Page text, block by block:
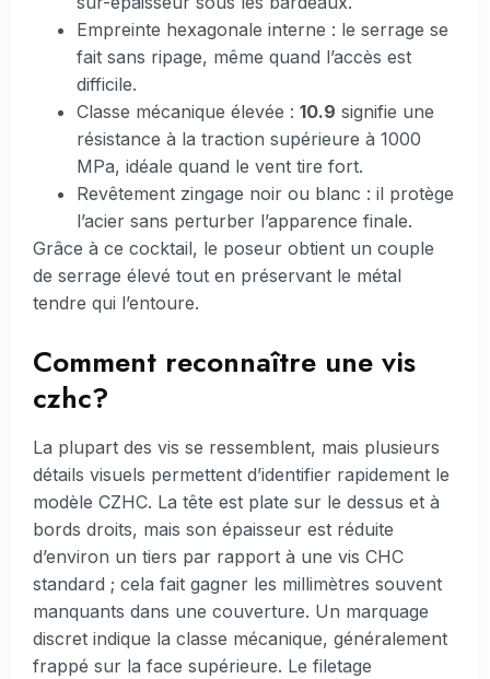
Empreinte hexagonale interne : le serrage se
fait sans ripage, même quand l’accès est
difficile.
Classe mécanique élevée : 10.9 signifie une
résistance à la traction supérieure à 1000
MPa, idéale quand le vent tire fort.
Revêtement zingage noir ou blanc : il protège
l’acier sans perturber l’apparence finale.
Grâce à ce cocktail, le poseur obtient un couple
de serrage élevé tout en préservant le métal
tendre qui l’entoure.
Comment reconnaître une vis
czhc?
La plupart des vis se ressemblent, mais plusieurs
détails visuels permettent d’identifier rapidement le
modèle CZHC. La tête est plate sur le dessus et à
bords droits, mais son épaisseur est réduite
d’environ un tiers par rapport à une vis CHC
standard ; cela fait gagner les millimètres souvent
manquants dans une couverture. Un marquage
discret indique la classe mécanique, généralement
frappé sur la face supérieure. Le filetage